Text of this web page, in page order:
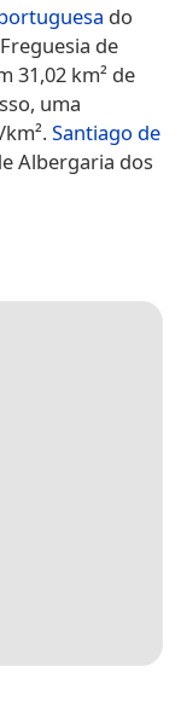
do
de
31,02 km² de
uma
Santiago de
Albergaria dos